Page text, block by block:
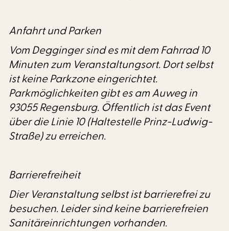
Anfahrt und Parken
Vom Degginger sind es mit dem Fahrrad 10
Minuten zum Veranstaltungsort. Dort selbst
ist keine Parkzone eingerichtet.
Parkmöglichkeiten gibt es am Auweg in
93055 Regensburg. Öffentlich ist das Event
über die Linie 10 (Haltestelle Prinz-Ludwig-
Straße) zu erreichen.
Barrierefreiheit
Dier Veranstaltung selbst ist barrierefrei zu
besuchen. Leider sind keine barrierefreien
Sanitäreinrichtungen vorhanden.